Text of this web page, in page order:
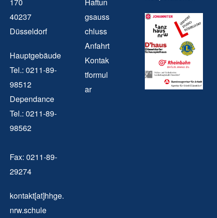
40237
Düsseldorf
Hauptgebäude
Tel.: 0211-89-
98512
Dependance
Tel.: 0211-89-
98562
Fax: 0211-89-
29274
kontakt[at]hhge.
nrw.schule
gsauss
chluss
Anfahrt
Kontak
tformul
ar